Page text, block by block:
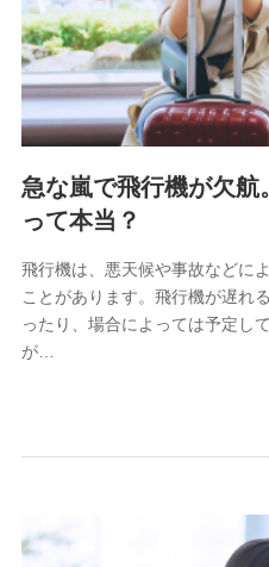
急な嵐で飛行機が欠航
って本当？
飛行機は、悪天候や事故などに
ことがあります。飛行機が遅れ
ったり、場合によっては予定し
が…